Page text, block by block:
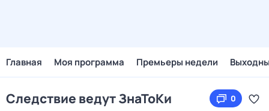
Главная Моя программа Премьеры недели
Следствие ведут ЗнаТоКи 0